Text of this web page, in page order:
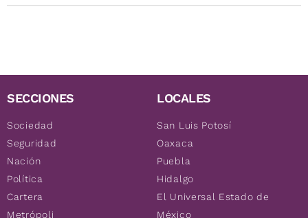
SECCIONES
Sociedad
Seguridad
Nación
Política
Cartera
Metrópoli
LOCALES
San Luis Potosí
Oaxaca
Puebla
Hidalgo
El Universal Estado de
México